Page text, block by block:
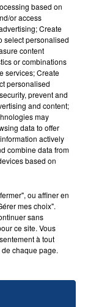
ET
avoir
trois mois
based on
or access
Create
select personalised
content
or combinations
services; Create
personalised
prevent and
and content;
may
data to offer
actively
combine data from
based on
ou affiner en
mes choix".
sans
ce site. Vous
à tout
chaque page.